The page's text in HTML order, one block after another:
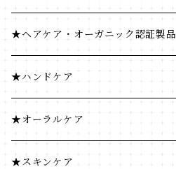
菓子類
穀物飲料・飲料
調味料
コーヒー・茶類
米・小麦・シリアル
菓子類
穀物飲料・飲料
調味料
ヘナ
★ヘアケア・オーガニック認証製品
★ハンドケア
★オーラルケア
★スキンケア